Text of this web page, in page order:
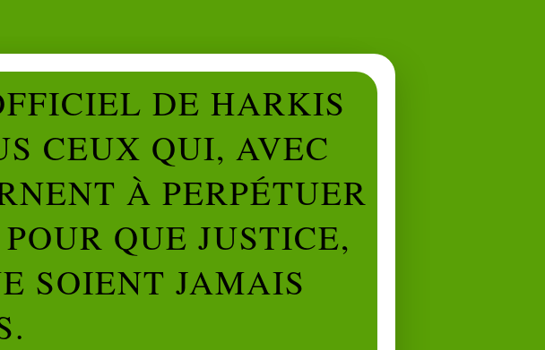
DE HARKIS
CEUX QUI, AVEC
À PERPÉTUER
QUE JUSTICE,
SOIENT JAMAIS